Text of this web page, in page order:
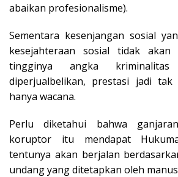
abaikan profesionalisme).
Sementara kesenjangan sosial
kesejahteraan sosial tidak akan
tingginya angka
diperjualbelikan, prestasi jadi tak
hanya wacana.
Perlu diketahui bahwa
koruptor itu mendapat
tentunya akan berjalan
undang yang ditetapkan oleh